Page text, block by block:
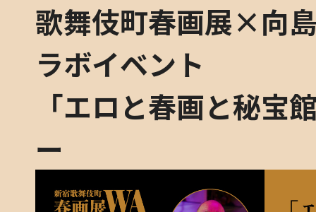
歌舞伎町春画展×向
ラボイベント
「エロと春画と秘宝
ー